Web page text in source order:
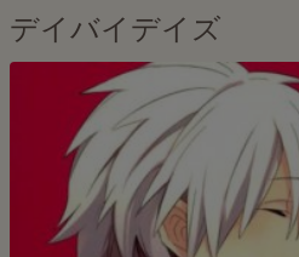
デイバイデイズ